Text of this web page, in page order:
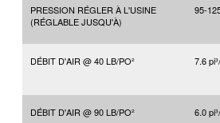
PRESSION RÉGLER À L'USINE
(RÉGLABLE JUSQU'À)
95-
DÉBIT D'AIR @ 40LB/PO² 7.6
DÉBIT D'AIR @ 90LB/PO² 6.0